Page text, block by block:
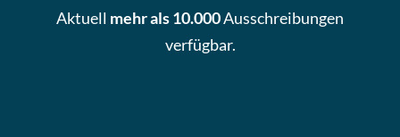
Aktuell mehr als 10.000Ausschreibungen
verfügbar.